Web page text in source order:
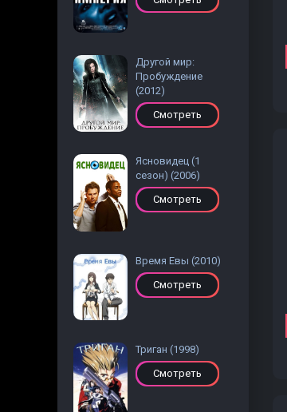
Другой мир:
Пробуждение
(2012)
Смотреть
Ясновидец (1
сезон) (2006)
Смотреть
Время Евы (2010)
Смотреть
Триган (1998)
Смотреть